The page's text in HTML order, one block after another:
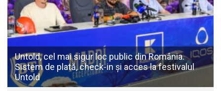
Untold, cel mai sigur loc public din România.
Sistem de plată, check-in și acces la festivalul
Untold